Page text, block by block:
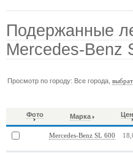
Подержанные
Mercedes-Benz
Просмотр по городу: Все города,
Фото Марка
Mercedes-Benz SL 600